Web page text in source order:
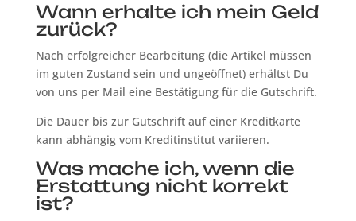
Wann erhalte ich mein Geld
zurück?
Nach erfolgreicher Bearbeitung (die Artikel müssen
im guten Zustand sein und ungeöffnet) erhältst Du
von uns per Mail eine Bestätigung für die Gutschrift.
Die Dauer bis zur Gutschrift auf einer Kreditkarte
kann abhängig vom Kreditinstitut variieren.
Was mache ich, wenn die
Erstattung nicht korrekt
ist?